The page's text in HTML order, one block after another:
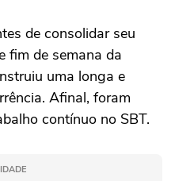
de consolidar seu
fim de semana da
uma longa e
Afinal, foram
contínuo no SBT.